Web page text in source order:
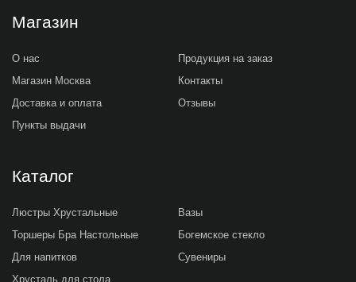
Магазин
О нас
Магазин Москва
Доставка и оплата
Пункты выдачи
Продукция на заказ
Контакты
Отзывы
Каталог
Люстры Хрустальные
Торшеры Бра Настольные
Для напитков
Хрусталь для стола
Вазы
Богемское стекло
Сувениры